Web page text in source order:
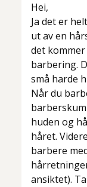
Hei,
Ja det er
ut av en
det
barbering.
små harde
Når du
huden og
håret.
barbere
ansiktet).